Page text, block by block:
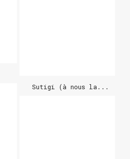
Sutigi (à nous la...